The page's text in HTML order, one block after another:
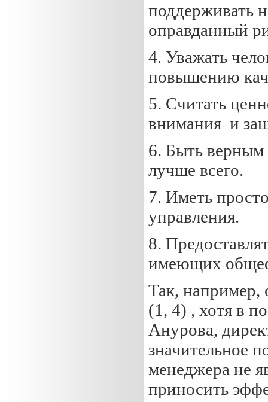
поддерживать
оправданный
4. Уважать
повышению
5. Считать
внимания и
6. Быть верным
лучше всего.
7. Иметь
управления.
8.
имеющих
Так, например,
(1, 4) , хотя в
Анурова,
значительное
менеджера не
приносить